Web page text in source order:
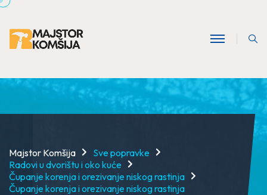
Majstor Komšija
Sve popravke
Radovi u dvorištu i oko kuće
Čupanje korenja i orezivanje niskog rastinja
Čupanje korenja i orezivanje niskog rastinja